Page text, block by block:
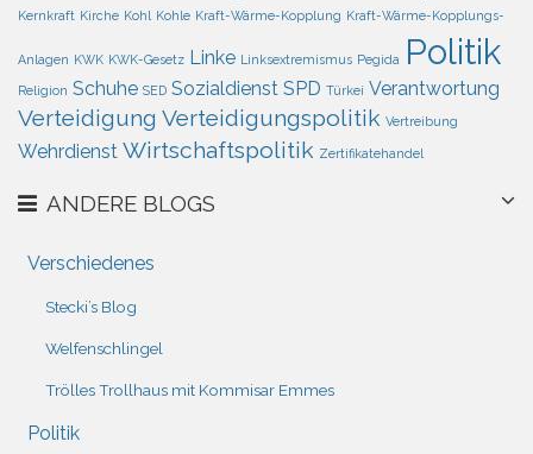
Kernkraft Kirche Kohl Kohle Kraft-Wärme-Kopplung Kraft-Wärme-Kopplungs-
Anlagen KWK KWK-Gesetz Linke Linksextremismus Pegida Politik
Religion Schuhe SED Sozialdienst SPD Türkei Verantwortung
Verteidigung Verteidigungspolitik Vertreibung
Wehrdienst Wirtschaftspolitik Zertifikatehandel
ANDERE BLOGS
Verschiedenes
Stecki’s Blog
Welfenschlingel
Trölles Trollhaus mit Kommisar Emmes
Politik